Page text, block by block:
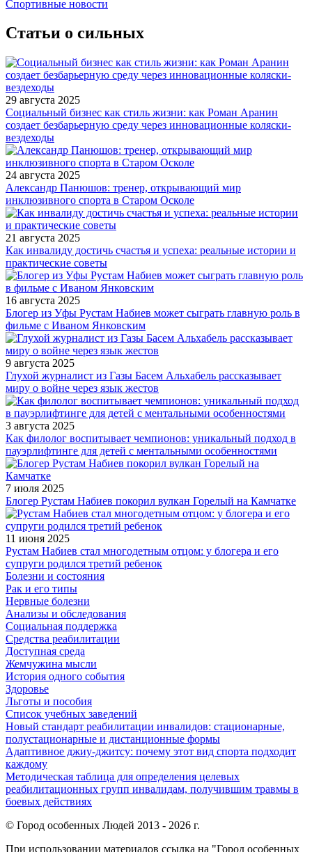
Спортивные новости
Статьи о сильных
29 августа 2025
Социальный бизнес как стиль жизни: как Роман Аранин
создает безбарьерную среду через инновационные коляски-
вездеходы
24 августа 2025
Александр Панюшов: тренер, открывающий мир
инклюзивного спорта в Старом Осколе
21 августа 2025
Как инвалиду достичь счастья и успеха: реальные истории и
практические советы
16 августа 2025
Блогер из Уфы Рустам Набиев может сыграть главную роль в
фильме с Иваном Янковским
9 августа 2025
Глухой журналист из Газы Басем Альхабель рассказывает
миру о войне через язык жестов
3 августа 2025
Как филолог воспитывает чемпионов: уникальный подход в
пауэрлифтинге для детей с ментальными особенностями
7 июля 2025
Блогер Рустам Набиев покорил вулкан Горелый на Камчатке
11 июня 2025
Рустам Набиев стал многодетным отцом: у блогера и его
супруги родился третий ребенок
Болезни и состояния
Рак и его типы
Нервные болезни
Анализы и обследования
Социальная поддержка
Средства реабилитации
Доступная среда
Жемчужина мысли
История одного события
Здоровье
Льготы и пособия
Список учебных заведений
Новый стандарт реабилитации инвалидов: стационарные,
полустационарные и дистанционные формы
Адаптивное джиу-джитсу: почему этот вид спорта подходит
каждому
Методическая таблица для определения целевых
реабилитационных групп инвалидам, получившим травмы в
боевых действиях
© Город особенных Людей 2013 - 2026 г.
При использовании материалов ссылка на "Город особенных